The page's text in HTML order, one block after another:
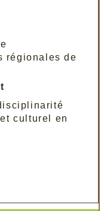
régionales de
culturel en